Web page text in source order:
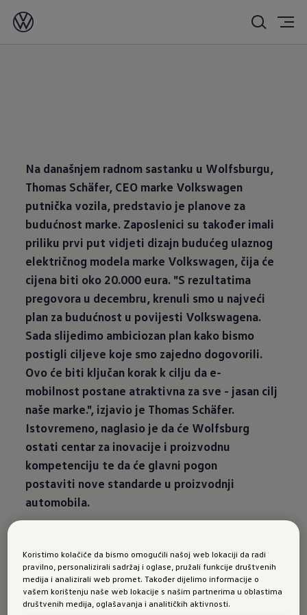
02/06/2025
Na današnjem radnom sastanku u Wolfsburgu,
Thomas Schäfer, CEO marke Volkswagen
putnička vozila, predstavio je planove za
budućnost marke. Zaposlenici su također imali
priliku prvi put vidjeti dizajn budućeg ulaznog
električnog modela marke Volkswagen, čija će
cijena biti oko 20.000 eura. "S rezultatima
pregovora u decembru, krenuli smo u najveći
plan za budućnost u povijesti Volkswagena.
Sada slijedimo ambiciozan plan kako bismo
postigli ciljeve koje smo zajedno dogovorili.
Ovo će biti ključan korak k cilju da e-
mobilnost postane atraktivna za sve - jasan cilj
naše marke.", izjavio je Thomas Schäfer.
Istovremeno, naglasio je da će Wolfsburg
ostati centar za inovacije i proizvodnu
kompetenciju te da će glavni pogon
postaviti nove standarde u proizvodnji
automobila.
Volkswagen planira predstaviti ulazni konceptni
automobil početkom marta, a Svjetska
Koristimo kolačiće da bismo omogućili našoj web lokaciji da radi
pravilno, personalizirali sadržaj i oglase, pružali funkcije društvenih
medija i analizirali web promet. Također dijelimo informacije o
vašem korištenju naše web lokacije s našim partnerima u oblastima
društvenih medija, oglašavanja i analitičkih aktivnosti.